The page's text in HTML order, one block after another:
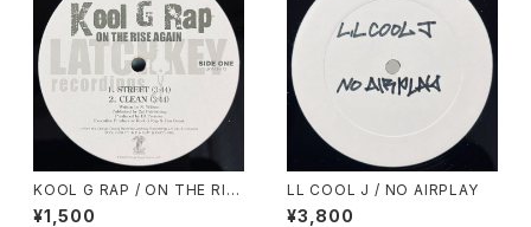
KOOL G RAP / ON THE RIS
E AGAIN
¥1,500
LL COOL J / NO AIRPLAY
¥3,800